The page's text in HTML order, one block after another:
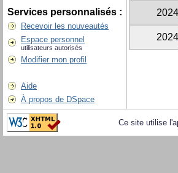
Services personnalisés :
Recevoir les nouveautés
Espace personnel
utilisateurs autorisés
Modifier mon profil
Aide
À propos de DSpace
2024
2024
Ce site utilise